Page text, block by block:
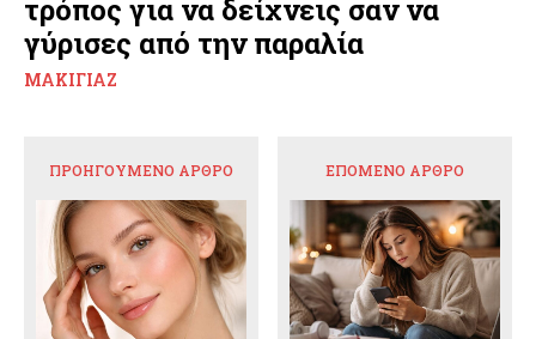
τρόπος για να δείχνεις σαν να
γύρισες από την παραλία
ΜΑΚΙΓΙΆΖ
ΠΡΟΗΓΟΎΜΕΝΟ ΆΡΘΡΟ ΕΠΌΜΕΝΟ ΆΡΘΡΟ